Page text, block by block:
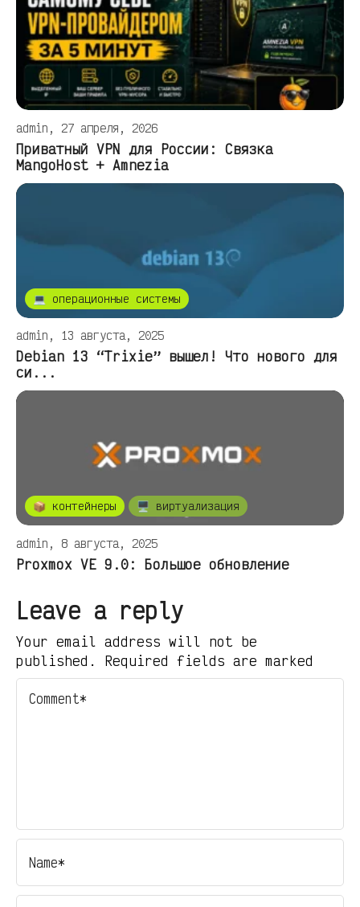
admin, 27 апреля, 2026
Приватный VPN для России: Связка
MangoHost + Amnezia
💻 операционные системы
admin, 13 августа, 2025
Debian 13 “Trixie” вышел! Что нового для
си...
📦 контейнеры 🖥️ виртуализация
admin, 8 августа, 2025
Proxmox VE 9.0: Большое обновление
Leave a reply
Your email address will not be
published. Required fields are marked